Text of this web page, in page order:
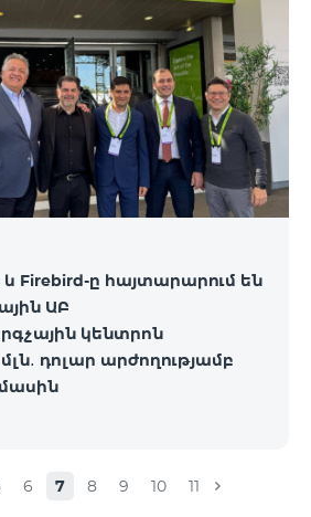
աղյուսակի․ Հին
փաթեթ
Բիզնես 5000 PRO 5200 Բիզնես 7000 Pro Special 3
և Firebird-ը հայտարարում են
ԱԲ
կենտրոն
դոլար արժողությամբ
6 7 8 9 10 11